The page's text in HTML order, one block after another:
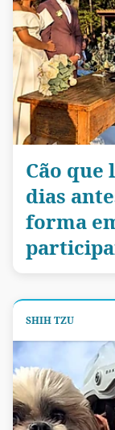
Cão
dias
forma
SHIH TZU